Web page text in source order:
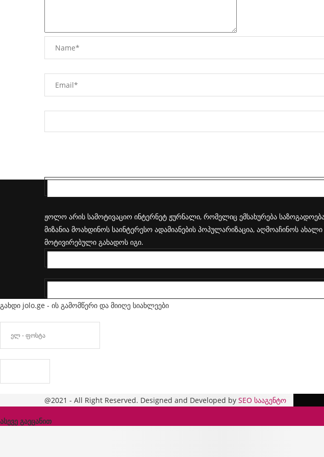
ჟოლო არის სამოტივაციო ინტერნეტ ჟურნალი, რომელიც ემსახურება
მიზანია მოახდინოს საინტერესო ადამიანების პოპულარიზაცია, აღმოაჩინოს
მოტივირებული გახადოს იგი.
გახდი jolo.ge - ის გამომწერი და მიიღე სიახლეები
@2021 - All Right Reserved. Designed and Developed by SEO სააგენტო
ასევე გაეცანით